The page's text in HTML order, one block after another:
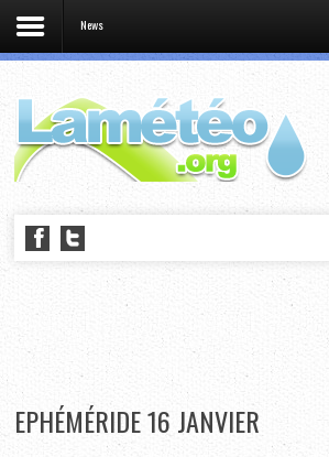
News
EPHÉMÉRIDE 16 JANVIER